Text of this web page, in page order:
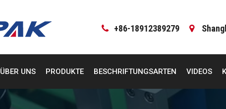
+86-18912389279
ÜBER UNS PRODUKTE BESCHRIFTUNGSARTEN VIDEOS